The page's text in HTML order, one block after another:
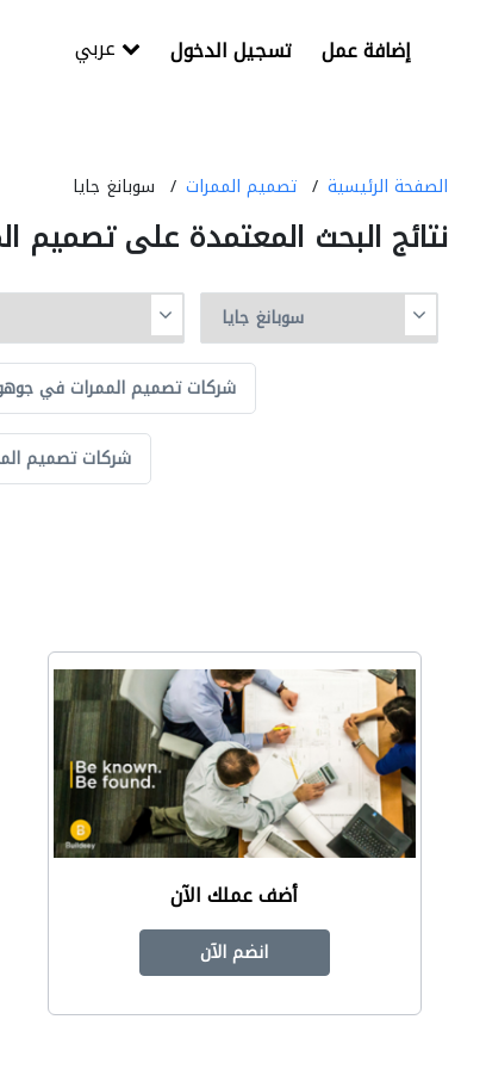
تسجيل الدخول إضافة عمل
الصفحة الرئيسية تصميم الممرات سوبانغ جايا
نتائج البحث المعتمدة على تصميم
شركات تصميم الممرات في
شركات تصميم
أضف عملك الآن
انضم الآن